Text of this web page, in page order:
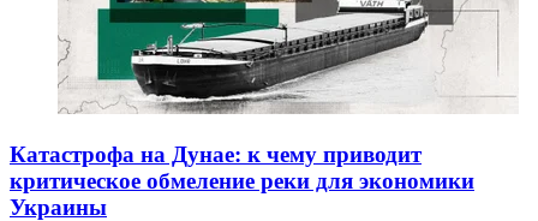
Катастрофа на Дунае: к чему приводит
критическое обмеление реки для экономики
Украины